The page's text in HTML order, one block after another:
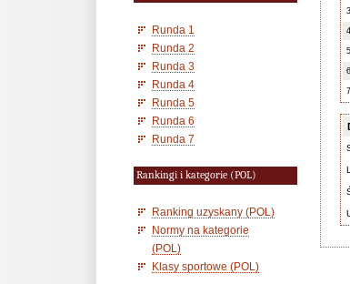
Runda 1
Runda 2
Runda 3
Runda 4
Runda 5
Runda 6
Runda 7
Rankingi i kategorie (POL)
Ranking uzyskany (POL)
Normy na kategorie
(POL)
Klasy sportowe (POL)
3
4
5
6
7